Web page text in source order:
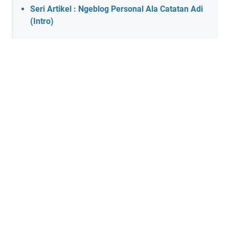
Seri Artikel : Ngeblog Personal Ala Catatan Adi
(Intro)